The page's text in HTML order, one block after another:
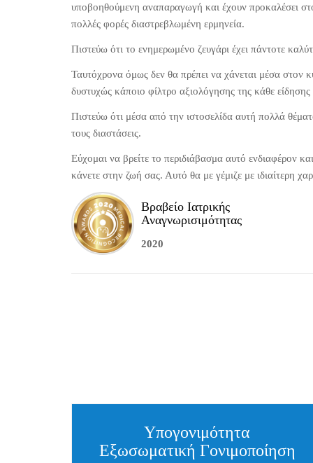
υποβοηθούμενη αναπαραγωγή και έχουν προκαλέσει
πολλές φορές διαστρεβλωμένη ερμηνεία.
Πιστεύω ότι το ενημερωμένο ζευγάρι έχει πάντοτε
Ταυτόχρονα όμως δεν θα πρέπει να χάνεται μέσα στον
δυστυχώς κάποιο φίλτρο αξιολόγησης της κάθε
Πιστεύω ότι μέσα από την ιστοσελίδα αυτή πολλά
τους διαστάσεις.
Εύχομαι να βρείτε το περιδιάβασμα αυτό ενδιαφέρον
κάνετε στην ζωή σας. Αυτό θα με γέμιζε με ιδιαίτερη
Βραβείο Ιατρικής
Αναγνωρισιμότητας
2020
Υπογονιμότητα
Εξωσωματική Γονιμοποίηση